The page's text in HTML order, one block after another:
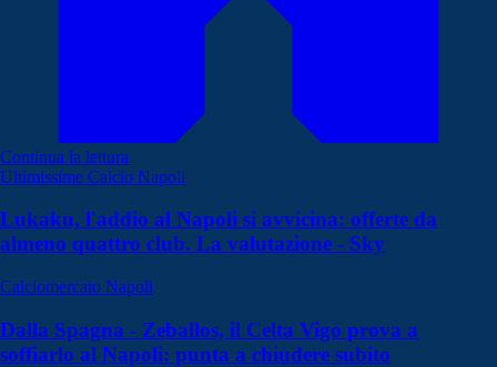
Continua la lettura
Ultimissime Calcio Napoli
Lukaku, l'addio al Napoli si avvicina: offerte da
almeno quattro club. La valutazione - Sky
Calciomercato Napoli
Dalla Spagna - Zeballos, il Celta Vigo prova a
soffiarlo al Napoli: punta a chiudere subito